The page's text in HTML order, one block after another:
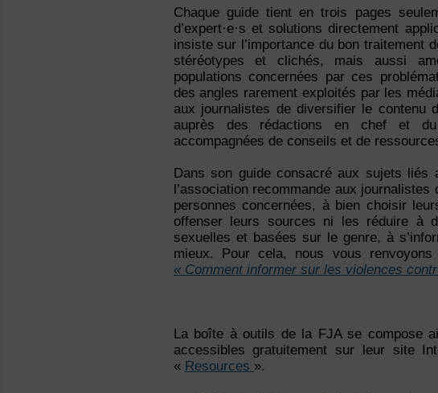
Chaque guide tient en trois pages
d’expert·e·s et solutions directement
insiste sur l’importance du bon traitement
stéréotypes et clichés, mais aussi
populations concernées par ces
des angles rarement exploités par les
aux journalistes de diversifier le contenu
auprès des rédactions en chef et
accompagnées de conseils et de
Dans son guide consacré aux sujets liés
l’association recommande aux
personnes concernées, à bien choisir
offenser leurs sources ni les réduire à
sexuelles et basées sur le genre, à
mieux. Pour cela, nous vous
« Comment informer sur les violences
La boîte à outils de la FJA se compose
accessibles gratuitement sur leur site
« Resources ».